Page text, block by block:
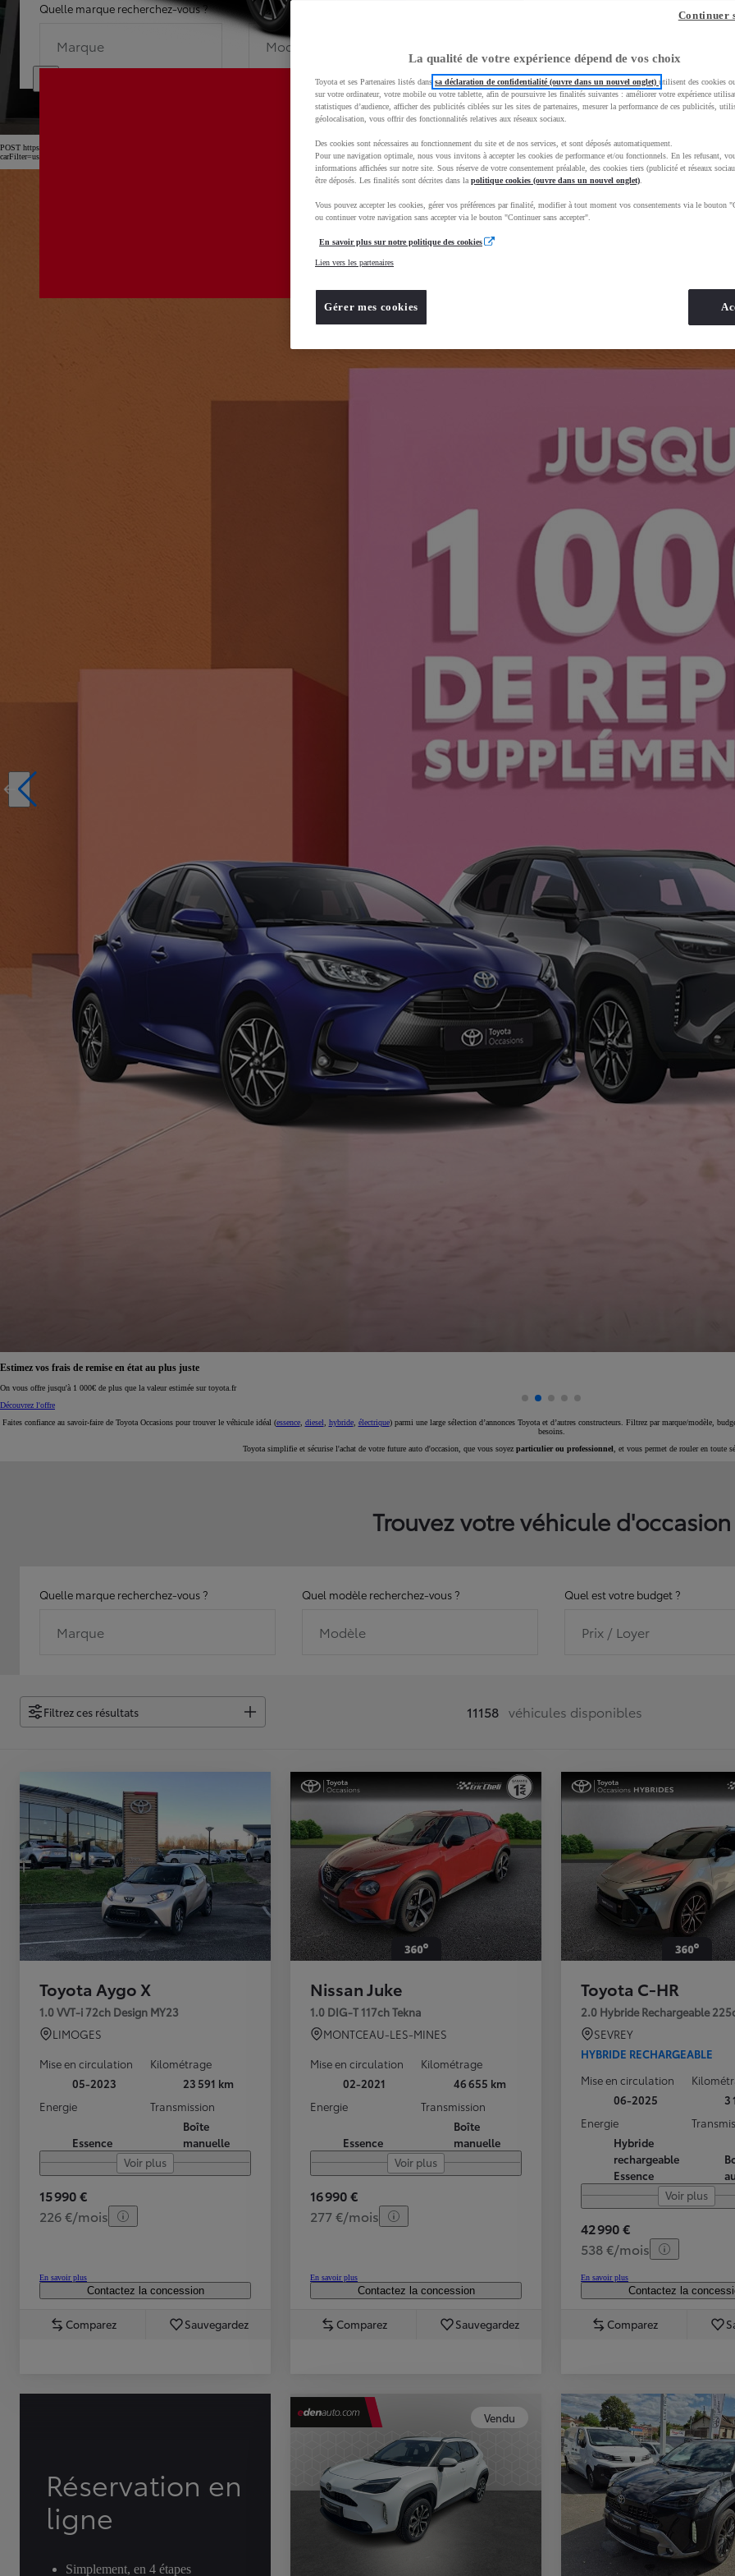
Nouvelle Yaris Cross
Disponible prochainement
Quelle marque recherchez-vous ?
Marque
Quel modèle recherchez-vous ?
Modèle
Dans quelle
POST https://usc-webcomponents.toyota-europe.com/v1/car-filter-header/fr/fr?
Estimez vos frais de remise en état au plus juste
On vous offre jusqu'à 1 000€ de plus que la valeur estimée sur toyota.fr
Découvrez l'offre
Faites confiance au savoir-faire de Toyota Occasions pour trouver le véhicule idéal (essence, diesel hybride, électrique) parmi une large sélection d’annonces Toyota et d’autres constructeurs. Filtrez par marque/modèle,
besoins.
Toyota simplifie et sécurise l'achat de votre future auto d'occasion, que vous soyez particulier ou professionnel , et vous permet de rouler en toute
Trouvez votre véhicule d'occasion
Quelle marque recherchez-vous ?
Marque
Quel modèle recherchez-vous ?
Modèle
Quel est votre budget ?
Prix / Loyer
Filtrez ces résultats 11158 véhicules disponibles
Toyota Aygo X
1.0 VVT-i 72ch Design MY23
LIMOGES
Mise en circulation
05-2023
Kilométrage
23 591 km
Energie
Essence
Transmission
Boîte
manuelle
Voir plus
15 990 €
226 €/mois
En savoir plus
Contactez la concession
Comparez Sauvegardez
Nissan Juke
1.0 DIG-T 117ch Tekna
MONTCEAU-LES-MINES
Mise en circulation
02-2021
Kilométrage
46 655 km
Energie
Essence
Transmission
Boîte
manuelle
Voir plus
16 990 €
277 €/mois
En savoir plus
Contactez la concession
Comparez Sauvegardez
Toyota C-HR
2.0 Hybride Rechargeable
SEVREY
HYBRIDE RECHARGEABLE
Mise en circulation
06-2025
3
Energie
Hybride
rechargeable
Essence
Voir plus
42 990 €
538 €/mois
En savoir plus
Contactez la
Comparez
Réservation en
ligne
Simplement, en 4 étapes
Vendu
La qualité de votre expérience dépend de vos choix
Toyota et ses Partenaires listés dans sa déclaration de confidentialité (ouvre dans un nouvel onglet) utilisent des cookies
sur votre ordinateur, votre mobile ou votre tablette, afin de poursuivre les finalités suivantes : améliorer votre expérience
statistiques d’audience, afficher des publicités ciblées sur les sites de partenaires, mesurer la performance de ces publicités,
géolocalisation, vous offrir des fonctionnalités relatives aux réseaux sociaux.
Des cookies sont nécessaires au fonctionnement du site et de nos services, et sont déposés automatiquement.
Pour une navigation optimale, nous vous invitons à accepter les cookies de performance et/ou fonctionnels. En les refusant,
informations affichées sur notre site. Sous réserve de votre consentement préalable, des cookies tiers (publicité et réseaux
être déposés. Les finalités sont décrites dans la politique cookies (ouvre dans un nouvel onglet)
Vous pouvez accepter les cookies, gérer vos préférences par finalité, modifier à tout moment vos consentements via le bouton
ou continuer votre navigation sans accepter via le bouton "Continuer sans accepter".
En savoir plus sur notre politique des cookies
Lien vers les partenaires
Gérer mes cookies
Continuer